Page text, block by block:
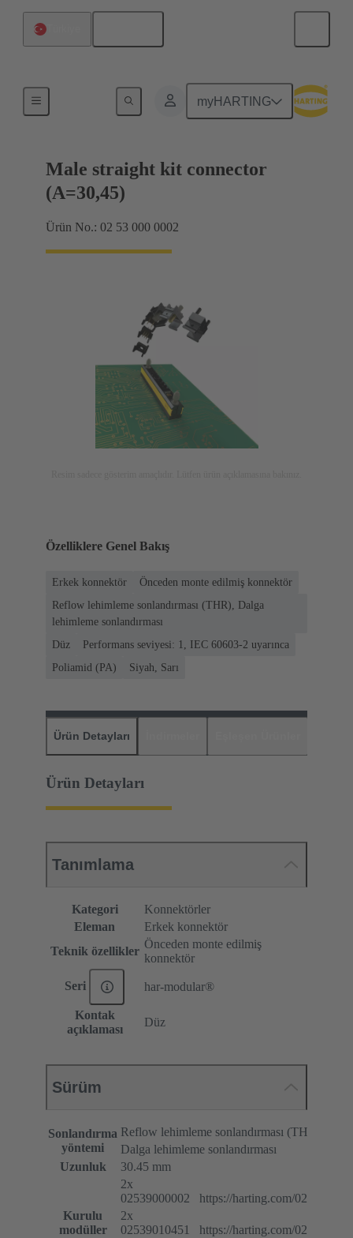
myHARTING
Male straight kit connector
(A=30,45)
Ürün No.: 02 53 000 0002
Özelliklere Genel Bakış
Erkek konnektör
Önceden monte edilmiş konnektör
Reflow lehimleme sonlandırması (THR), Dalga
lehimleme sonlandırması
Düz
Performans seviyesi: 1, IEC 60603-2 uyarınca
Poliamid (PA)
Siyah, Sarı
Ürün Detayları
Ürün Detayları
Tanımlama
Kategori
Konnektörler
Eleman
Erkek konnektör
Teknik özellikler
Önceden monte edilmiş
konnektör
Seri har-modular®
Kontak
açıklaması
Düz
Sürüm
Sonlandırma
yöntemi
Reflow lehimleme sonlandırması (THR)
Dalga lehimleme sonlandırması
Uzunluk
30.45 mm
Kurulu
modüller
2x
02539000002 https://harting.com/
2x
02539010451 https://harting.com/